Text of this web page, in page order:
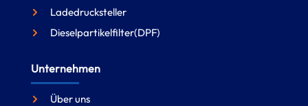
Ladedrucksteller
Dieselpartikelfilter(DPF)
Unternehmen
Über uns